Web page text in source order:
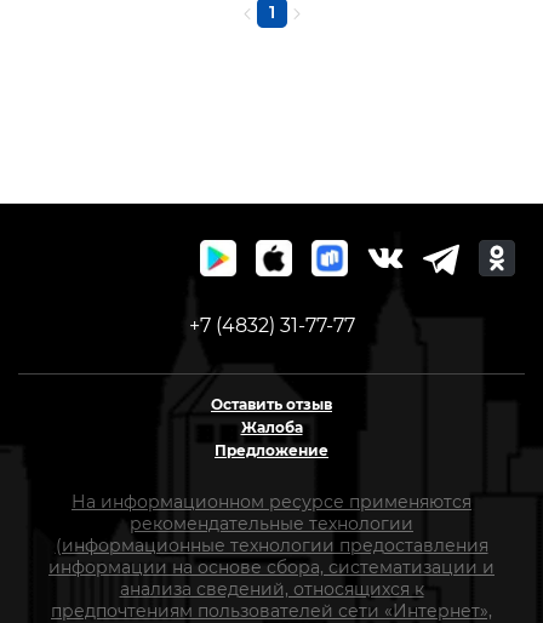
1
+7 (4832) 31-77-77
Оставить отзыв
Жалоба
Предложение
На информационном ресурсе применяются
рекомендательные технологии
(информационные технологии предоставления
информации на основе сбора, систематизации и
анализа сведений, относящихся к
предпочтениям пользователей сети «Интернет»,